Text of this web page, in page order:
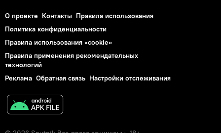
О проекте Контакты Правила использования
Политика конфиденциальности
Правила использования «cookie»
Правила применения рекомендательных
технологий
Реклама Обратная связь Настройки отслеживания